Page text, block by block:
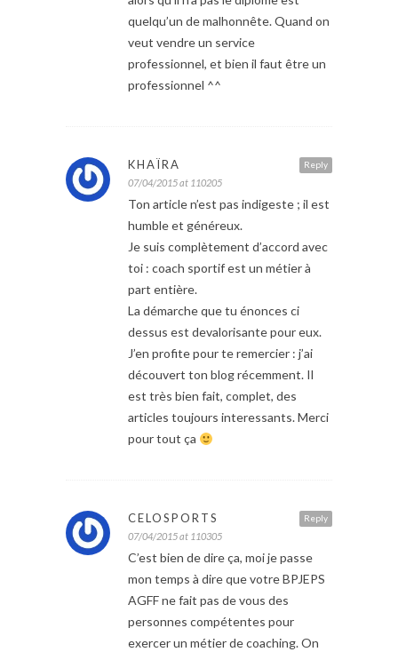
quelqu’un de malhonnête. Quand on
veut vendre un service
professionnel, et bien il faut être un
professionnel ^^
Reply
KHAÏRA
07/04/2015 at 110205
Ton article n’est pas indigeste ; il est
humble et généreux.
Je suis complètement d’accord avec
toi : coach sportif est un métier à
part entière.
La démarche que tu énonces ci
dessus est devalorisante pour eux.
J’en profite pour te remercier : j’ai
découvert ton blog récemment. Il
est très bien fait, complet, des
articles toujours interessants. Merci
pour tout ça
Reply
CELOSPORTS
07/04/2015 at 110305
C’est bien de dire ça, moi je passe
mon temps à dire que votre BPJEPS
AGFF ne fait pas de vous des
personnes compétentes pour
exercer un métier de coaching. On